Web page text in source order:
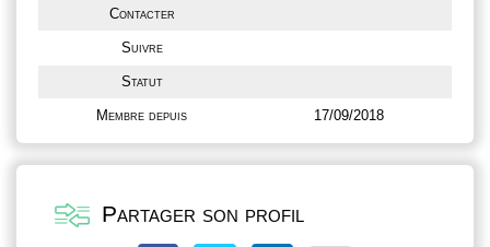
Contacter
Suivre
Statut
Membre depuis 17/09/2018
Partager son profil